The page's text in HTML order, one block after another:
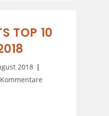
TOP 10
2018